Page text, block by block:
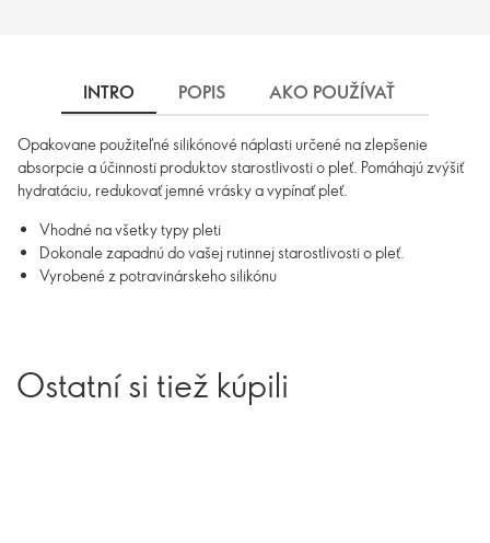
INTRO POPIS AKO POUŽÍVAŤ
Opakovane použiteľné silikónové náplasti určené na zlepšenie
absorpcie a účinnosti produktov starostlivosti o pleť. Pomáhajú zvýšiť
hydratáciu, redukovať jemné vrásky a vypínať pleť.
Vhodné na všetky typy pleti
Dokonale zapadnú do vašej rutinnej starostlivosti o pleť.
Vyrobené z potravinárskeho silikónu
Ostatní si tiež kúpili